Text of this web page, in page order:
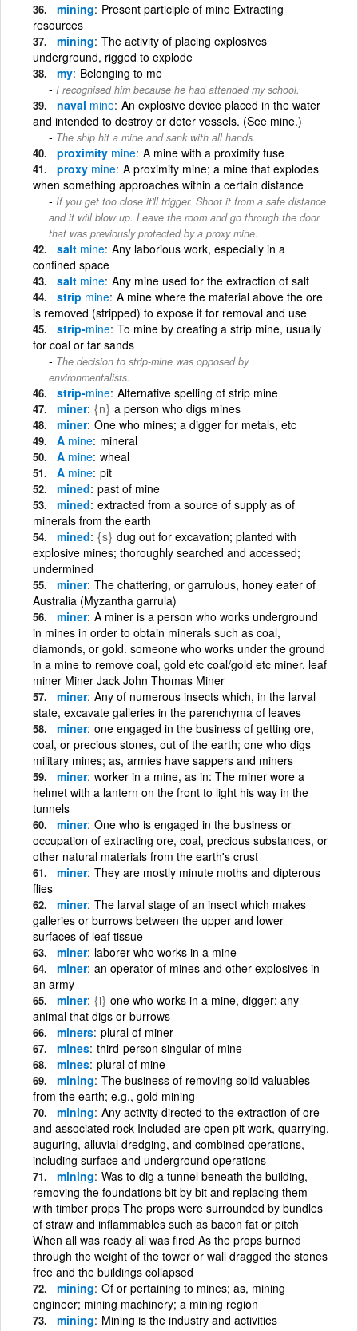
mining Present participle of mine Extracting
resources
mining The activity of placing explosives
underground, rigged to explode
my Belonging to me
I recognised him because he had attended my school.
naval mine An explosive device placed in the water
and intended to destroy or deter vessels. (See mine.)
The ship hit a mine and sank with all hands.
proximity mine A mine with a proximity fuse
proxy mine A proximity mine; a mine that explodes
when something approaches within a certain distance
If you get too close it'll trigger. Shoot it from a safe distance
and it will blow up. Leave the room and go through the door
that was previously protected by a proxy mine.
salt mine Any laborious work, especially in a
confined space
salt mine Any mine used for the extraction of salt
strip mine A mine where the material above the ore
is removed (stripped) to expose it for removal and use
strip-mine To mine by creating a strip mine, usually
for coal or tar sands
The decision to strip-mine was opposed by
environmentalists.
strip-mine Alternative spelling of strip mine
miner {n} a person who digs mines
miner One who mines; a digger for metals, etc
A mine mineral
A mine wheal
A mine pit
mined past of mine
mined extracted from a source of supply as of
minerals from the earth
mined {s} dug out for excavation; planted with
explosive mines; thoroughly searched and accessed;
undermined
miner The chattering, or garrulous, honey eater of
Australia (Myzantha garrula)
miner A miner is a person who works underground
in mines in order to obtain minerals such as coal,
diamonds, or gold. someone who works under the ground
in a mine to remove coal, gold etc coal/gold etc miner. leaf
miner Miner Jack John Thomas Miner
miner Any of numerous insects which, in the larval
state, excavate galleries in the parenchyma of leaves
miner one engaged in the business of getting ore,
coal, or precious stones, out of the earth; one who digs
military mines; as, armies have sappers and miners
miner worker in a mine, as in: The miner wore a
helmet with a lantern on the front to light his way in the
tunnels
miner One who is engaged in the business or
occupation of extracting ore, coal, precious substances, or
other natural materials from the earth's crust
miner They are mostly minute moths and dipterous
flies
miner The larval stage of an insect which makes
galleries or burrows between the upper and lower
surfaces of leaf tissue
miner laborer who works in a mine
miner an operator of mines and other explosives in
an army
miner {i} one who works in a mine, digger; any
animal that digs or burrows
miners plural of miner
mines third-person singular of mine
mines plural of mine
mining The business of removing solid valuables
from the earth; e.g., gold mining
mining Any activity directed to the extraction of ore
and associated rock Included are open pit work, quarrying,
auguring, alluvial dredging, and combined operations,
including surface and underground operations
mining Was to dig a tunnel beneath the building,
removing the foundations bit by bit and replacing them
with timber props The props were surrounded by bundles
of straw and inflammables such as bacon fat or pitch
When all was ready all was fired As the props burned
through the weight of the tower or wall dragged the stones
free and the buildings collapsed
mining Of or pertaining to mines; as, mining
engineer; mining machinery; a mining region
mining Mining is the industry and activities